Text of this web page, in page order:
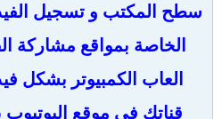
سطح المكتب و تسجيل
الخاصة بمواقع مشاركة
العاب الكمبيوتر بشكل
قناتك في موقع